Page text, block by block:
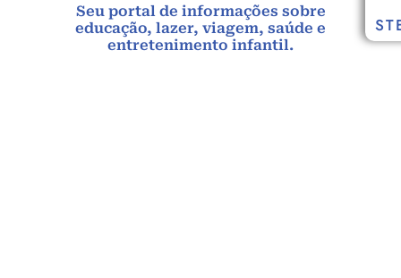
Seu portal de informações sobre
educação, lazer, viagem, saúde e
entretenimento infantil.